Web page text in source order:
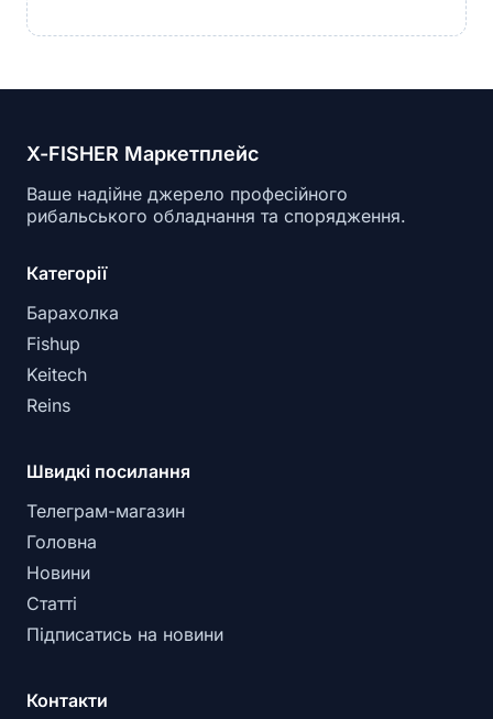
X-FISHER Маркетплейс
Ваше надійне джерело професійного
рибальського обладнання та спорядження.
Категорії
Барахолка
Fishup
Keitech
Reins
Швидкі посилання
Телеграм-магазин
Головна
Новини
Статті
Підписатись на новини
Контакти